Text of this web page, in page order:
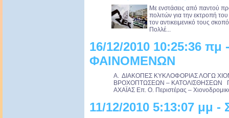
Με ενστάσεις από παντού
πολιτών για την εκτροπή
τον αντικειμενικό τους
Πολλέ...
16/12/2010 10:25:36
ΦΑΙΝΟΜΕΝΩΝ
Α. ΔΙΑΚΟΠΕΣ ΚΥΚΛΟΦΟΡΙΑΣ ΛΟΓΩ
ΒΡΟΧΟΠΤΩΣΕΩΝ – ΚΑΤΟΛΙΣΘΗΣΕΩΝ
ΑΧΑΪΑΣ Επ. Ο. Περιστέρας –
11/12/2010 5:13:07 μμ -